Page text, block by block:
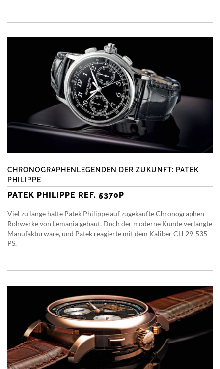
CHRONOGRAPHENLEGENDEN DER ZUKUNFT: PATEK
PHILIPPE
PATEK PHILIPPE REF. 5370P
Viel zu lange hatte Patek Philippe auf zugekaufte Chronographen-
Rohwerke von Lemania gebaut. Doch der moderne Kunde verlangte
Manufakturware, und Patek reagierte mit dem Kaliber CH 29-535
PS.